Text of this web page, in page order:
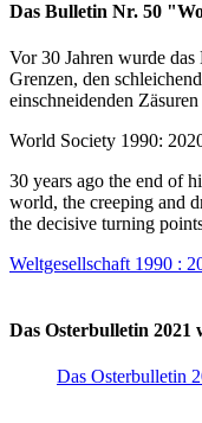
Das Bulletin Nr. 50
Vor 30 Jahren wurde
Grenzen, den
einschneidenden
World Society 1990:
30 years ago the end of
world, the creeping and
the decisive turning
Weltgesellschaft 1990 :
Das Osterbulletin
Das Osterbulletin